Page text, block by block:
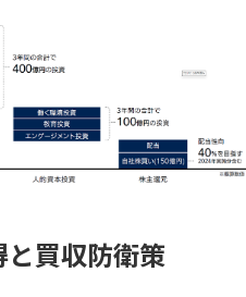
買収防衛策